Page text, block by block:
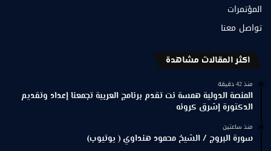
المؤتمرات
تواصل معنا
اكثر المقالات مشاهدة
منذ 42 دقيقة
المنصة الدولية همسة نت تقدم برنامج العربية تجمعنا إعداد وتقديم
الدكتورة إشرق كرونه
منذ ساعتين
سورة البروج / الشيخ محمود هنداوي ( يوتيوب)